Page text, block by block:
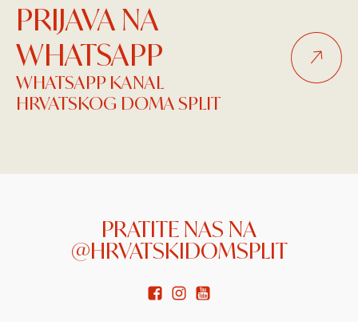
PRIJAVA NA
WHATSAPP
WHATSAPP KANAL
HRVATSKOG DOMA SPLIT
PRATITE NAS NA
@HRVATSKIDOMSPLIT